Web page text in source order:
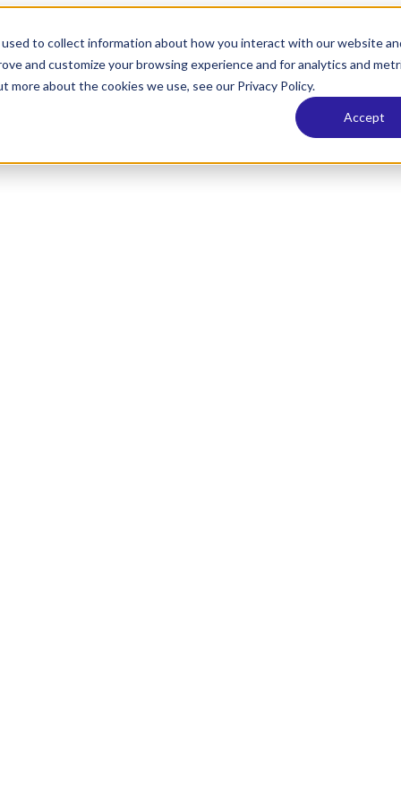
to collect information about how you interact with our website
and customize your browsing experience and for analytics and
about the cookies we use, see our Privacy Policy.
Accept